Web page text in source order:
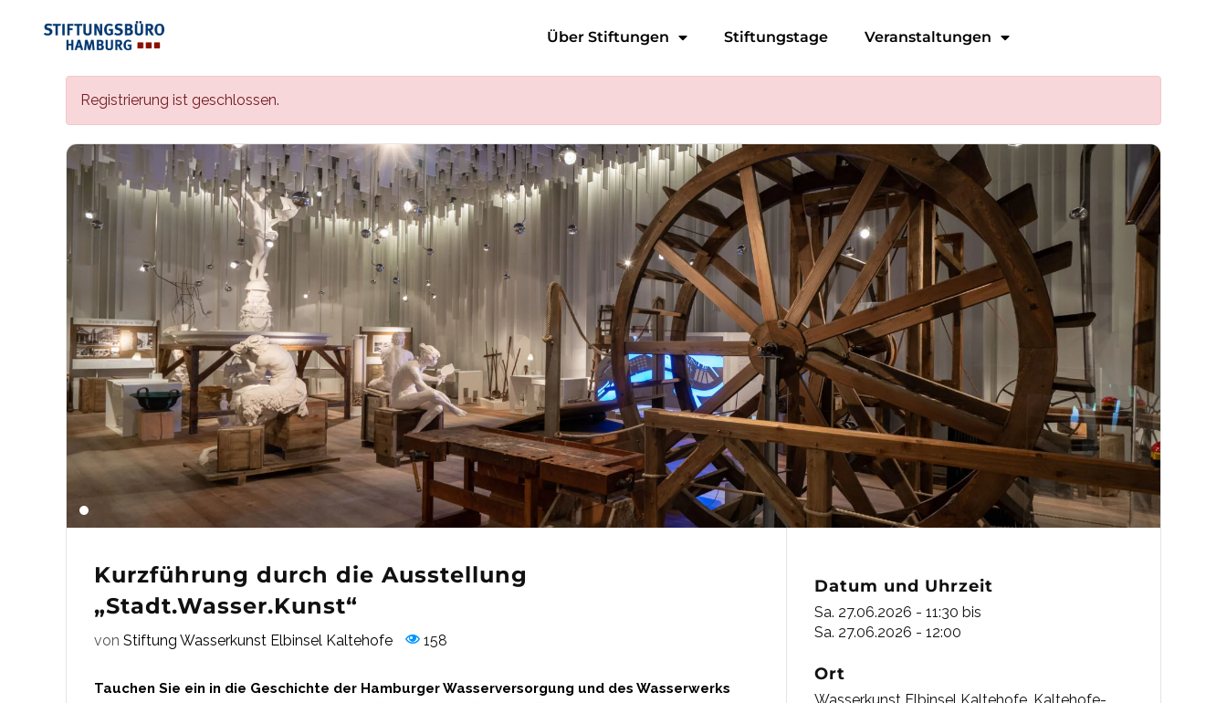
Über Stiftungen Stiftungstage Veranstaltungen
Registrierung ist geschlossen.
Kurzführung durch die Ausstellung
„Stadt.Wasser.Kunst“
von Stiftung Wasserkunst Elbinsel Kaltehofe 158
Tauchen Sie ein in die Geschichte der Hamburger Wasserversorgung und des Wasserwerks
Datum und Uhrzeit
Sa. 27.06.2026 - 11:30 bis
Sa. 27.06.2026 - 12:00
Ort